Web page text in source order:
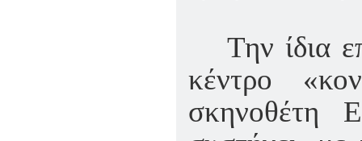
Την ίδια
κέντρο
σκηνοθέτη